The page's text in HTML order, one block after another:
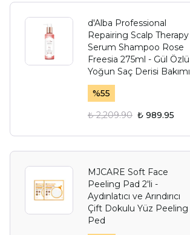
d'Alba Professional
Repairing Scalp Therapy
Serum Shampoo Rose
Freesia 275ml - Gül Özlü
Yoğun Saç Derisi Bakımı
%55
₺ 2,209.90 ₺ 989.95
MJCARE Soft Face
Peeling Pad 2'li -
Aydınlatıcı ve Arındırıcı
Çift Dokulu Yüz Peeling
Ped